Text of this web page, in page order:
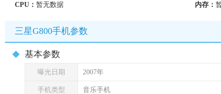
CPU： 暂无数据 内存：
三星G800手机参数
基本参数
曝光日期 2007年
手机类型 音乐手机